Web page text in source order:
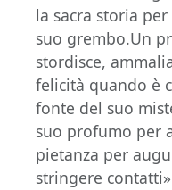
la sacra storia
suo grembo.Un
stordisce,
felicità quando è
fonte del suo
suo profumo per
pietanza per
stringere